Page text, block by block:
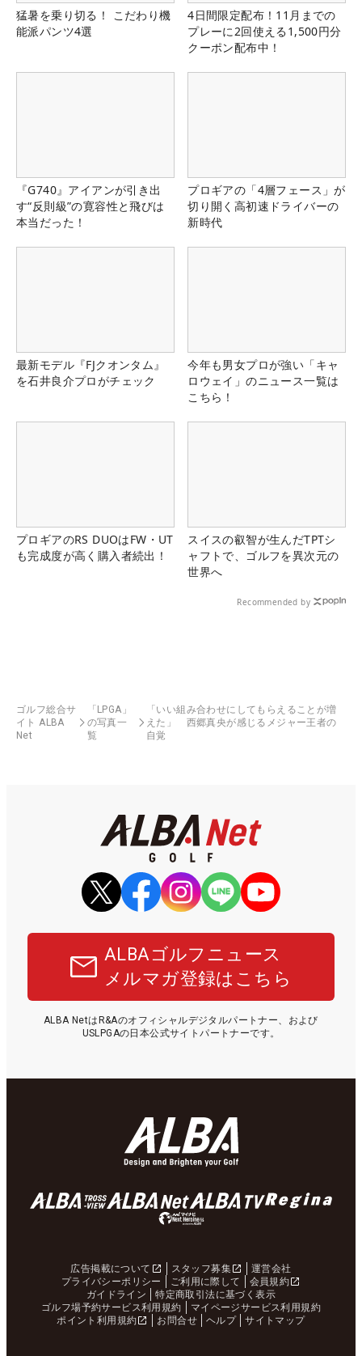
猛暑を乗り切る！ こだわり機
能派パンツ4選
4日間限定配布！11月までの
プレーに2回使える1,500円分
クーポン配布中！
『G740』アイアンが引き出
す“反則級”の寛容性と飛びは
本当だった！
プロギアの「4層フェース」が
切り開く高初速ドライバーの
新時代
最新モデル『FJクオンタム』
を石井良介プロがチェック
今年も男女プロが強い「キャ
ロウェイ」のニュース一覧は
こちら！
プロギアのRS DUOはFW・UT
も完成度が高く購入者続出！
スイスの叡智が生んだTPTシ
ャフトで、ゴルフを異次元の
世界へ
Recommended by
ゴルフ総合サ
イト ALBA
Net
「LPGA」
の写真一
覧
「いい組み合わせにしてもらえることが増
えた」 西郷真央が感じるメジャー王者の
自覚
ALBAゴルフニュース
メルマガ登録はこちら
ALBA NetはR&Aのオフィシャルデジタルパートナー、および
USLPGAの日本公式サイトパートナーです。
広告掲載について スタッフ募集
運営会社
プライバシーポリシー
ご利用に際して
会員規約
ガイドライン
特定商取引法に基づく表示
ゴルフ場予約サービス利用規約
マイページサービス利用規約
ポイント利用規約
お問合せ ヘルプ サイトマップ